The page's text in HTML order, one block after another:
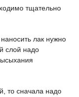
тщательно
лак нужно
слой надо
то сначала надо